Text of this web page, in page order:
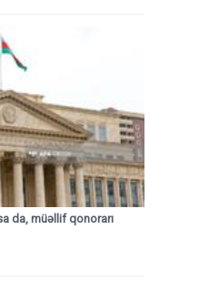
da, müəllif qonorarı